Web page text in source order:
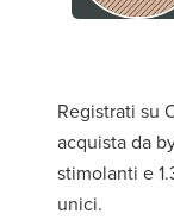
Registrati su
acquista da
stimolanti e
unici.